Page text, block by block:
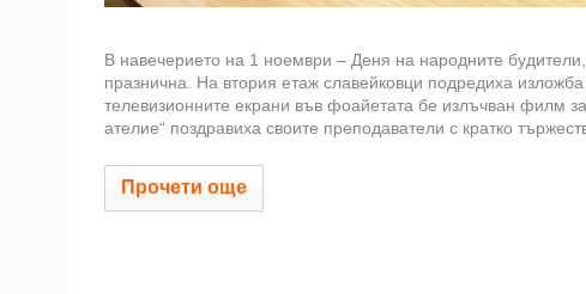
В навечерието на 1 ноември – Деня на народните
празнична. На втория етаж славейковци подредиха
телевизионните екрани във фоайетата бе излъчван филм
ателие“ поздравиха своите преподаватели с кратко
Прочети още